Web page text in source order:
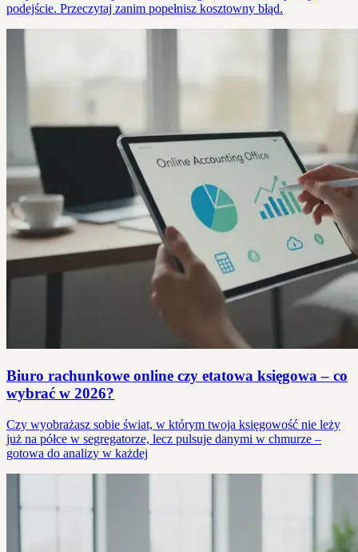
podejście. Przeczytaj zanim popełnisz kosztowny błąd.
Biuro rachunkowe online czy etatowa księgowa – co
wybrać w 2026?
Czy wyobrażasz sobie świat, w którym twoja księgowość nie leży
już na półce w segregatorze, lecz pulsuje danymi w chmurze –
gotowa do analizy w każdej